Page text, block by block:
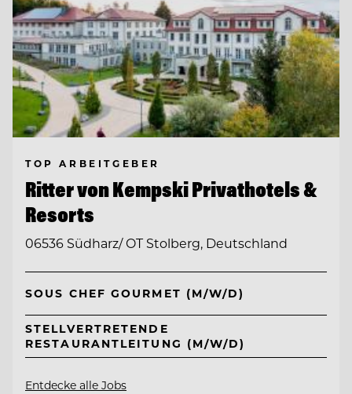
TOP ARBEITGEBER
Ritter von Kempski Privathotels &
Resorts
06536 Südharz/ OT Stolberg, Deutschland
SOUS CHEF GOURMET (M/W/D)
STELLVERTRETENDE
RESTAURANTLEITUNG (M/W/D)
Entdecke alle Jobs